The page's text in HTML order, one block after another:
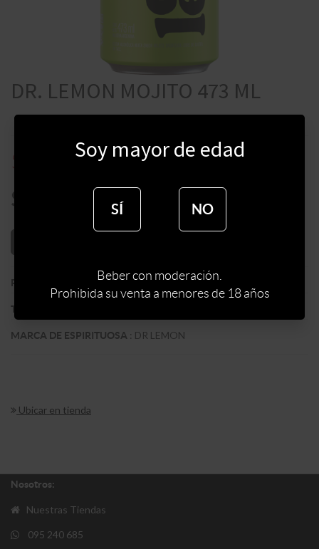
DR. LEMON MOJITO 473 ML
$ $139
$
PAIS ARGENTINA
TIPO DE ESPIRITUOSA
MARCA DE ESPIRITUOSA : DR LEMON
Ubicar en tienda
Nosotros:
Nuestras Tiendas
095 240 685
Soy mayor de edad
SÍ NO
Beber con moderación.
Prohibida su venta a menores de 18 años